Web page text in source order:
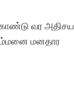
வர அதிசய
மனதார